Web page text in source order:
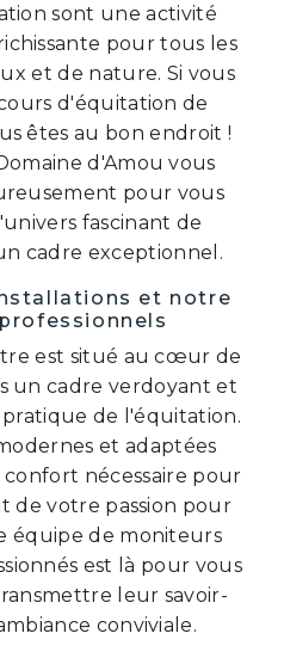
sont une activité
pour tous les
et de nature. Si vous
d'équitation de
êtes au bon endroit !
d'Amou vous
pour vous
fascinant de
cadre exceptionnel.
et notre
est situé au cœur de
un cadre verdoyant et
pratique de l'équitation.
et adaptées
nécessaire pour
de votre passion pour
équipe de moniteurs
est là pour vous
leur savoir-
conviviale.